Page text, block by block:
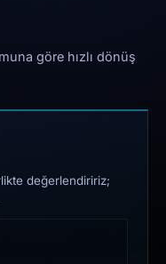
göre hızlı dönüş
değerlendiririz;